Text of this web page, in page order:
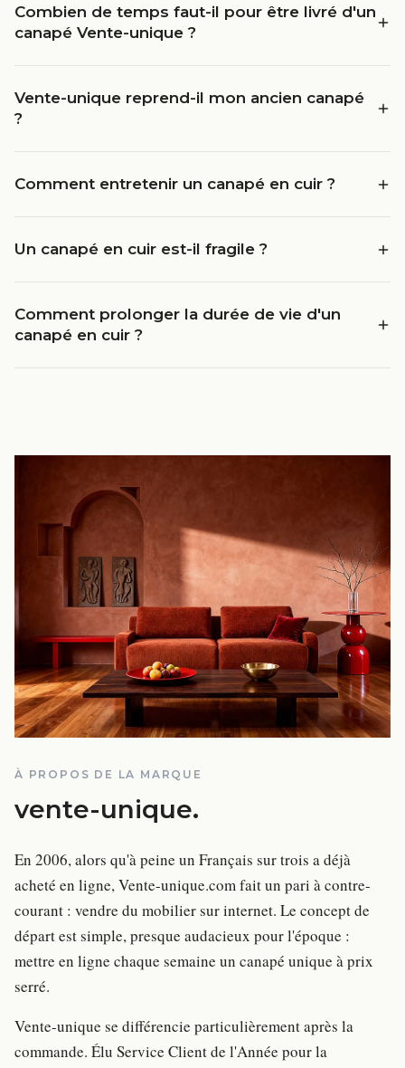
Combien de temps faut-il pour être livré d'un
canapé Vente-unique ?
Vente-unique reprend-il mon ancien canapé
?
Comment entretenir un canapé en cuir ?
Un canapé en cuir est-il fragile ?
Comment prolonger la durée de vie d'un
canapé en cuir ?
À PROPOS DE LA MARQUE
vente-unique.
En 2006, alors qu'à peine un Français sur trois a déjà
acheté en ligne, Vente-unique.com fait un pari à contre-
courant : vendre du mobilier sur internet. Le concept de
départ est simple, presque audacieux pour l'époque :
mettre en ligne chaque semaine un canapé unique à prix
serré.
Vente-unique se différencie particulièrement après la
commande. Élu Service Client de l'Année pour la